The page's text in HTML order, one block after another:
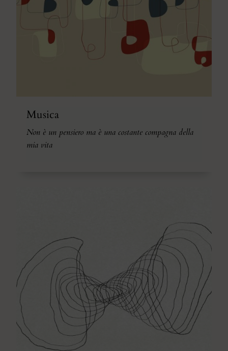
Musica
Non è un pensiero ma è una costante compagna della
mia vita